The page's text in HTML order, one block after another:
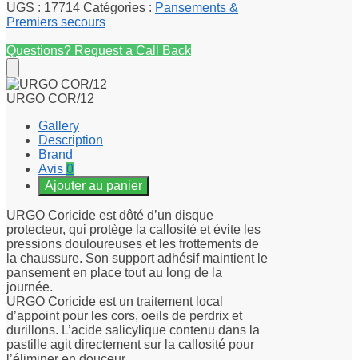
UGS : 17714 Catégories : Pansements &
Premiers secours
Questions? Request a Call Back
URGO COR/12
Gallery
Description
Brand
Avis 0
Ajouter au panier
URGO Coricide est dôté d’un disque
protecteur, qui protège la callosité et évite les
pressions douloureuses et les frottements de
la chaussure. Son support adhésif maintient le
pansement en place tout au long de la
journée.
URGO Coricide est un traitement local
d’appoint pour les cors, oeils de perdrix et
durillons. L’acide salicylique contenu dans la
pastille agit directement sur la callosité pour